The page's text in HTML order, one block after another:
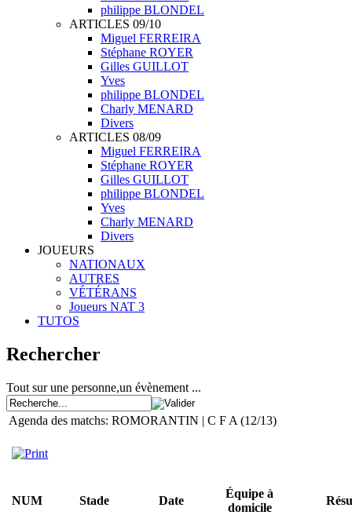
philippe BLONDEL
ARTICLES 09/10
Miguel FERREIRA
Stéphane ROYER
Gilles GUILLOT
Yves
philippe BLONDEL
Charly MENARD
Divers
ARTICLES 08/09
Miguel FERREIRA
Stéphane ROYER
Gilles GUILLOT
philippe BLONDEL
Yves
Charly MENARD
Divers
JOUEURS
NATIONAUX
AUTRES
VÉTÉRANS
Joueurs NAT 3
TUTOS
Rechercher
Tout sur une personne,un évènement ...
Agenda des matchs: ROMORANTIN | C F A (12/13)
NUM Stade Date
Équipe à
domicile